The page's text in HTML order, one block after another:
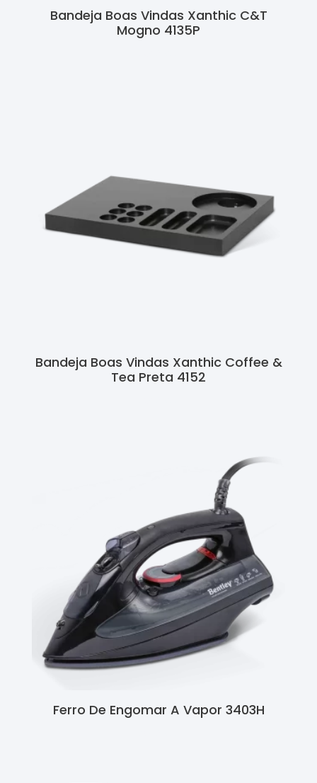
Bandeja Boas Vindas Xanthic C&T
Mogno 4135P
Bandeja Boas Vindas Xanthic Coffee &
Tea Preta 4152
Ferro De Engomar A Vapor 3403H